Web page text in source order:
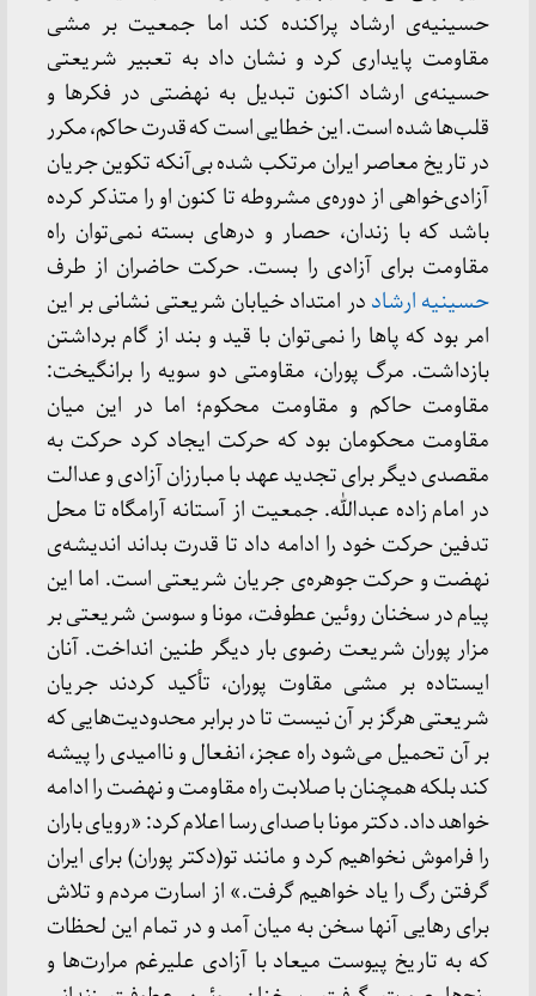
حسینیه‌ی ارشاد پراکنده کند اما جمعیت بر مشی
مقاومت پایداری کرد و نشان داد به تعبیر شریعتی
حسینه‌ی ارشاد اکنون تبدیل به نهضتی در فکرها و
قلب‌ها شده است. این خطایی است که قدرت حاکم، مکرر
در تاریخ معاصر ایران مرتکب شده بی‌آنکه تکوین جریان
آزادی‌خواهی از دوره‌ی مشروطه تا کنون او را متذکر کرده
باشد که با زندان، حصار و درهای بسته نمی‌توان راه
مقاومت برای آزادی را بست. حرکت حاضران از طرف
حسینیه ارشاد در امتداد خیابان شریعتی نشانی بر این
امر بود که پاها را نمی‌توان با قید و بند از گام برداشتن
بازداشت. مرگ پوران، مقاومتی دو سویه را برانگیخت:
مقاومت حاکم و مقاومت محکوم؛ اما در این میان
مقاومت محکومان بود که حرکت ایجاد کرد حرکت به
مقصدی دیگر برای تجدید عهد با مبارزان آزادی و عدالت
در امام زاده عبدالله. جمعیت از آستانه آرامگاه تا محل
تدفین حرکت خود را ادامه داد تا قدرت بداند اندیشه‌ی
نهضت و حرکت جوهره‌ی جریان شریعتی است. اما این
پیام در سخنان روئین عطوفت، مونا و سوسن شریعتی بر
مزار پوران شریعت رضوی بار دیگر طنین انداخت. آنان
ایستاده بر مشی مقاوت پوران، تأکید کردند جریان
شریعتی هرگز بر آن نیست تا در برابر محدودیت‌هایی که
بر آن تحمیل می‌شود راه عجز، انفعال و ناامیدی را پیشه
کند بلکه همچنان با صلابت راه مقاومت و نهضت را ادامه
خواهد داد. دکتر مونا با صدای رسا اعلام کرد: «رویای باران
را فراموش نخواهیم کرد و مانند تو(دکتر پوران) برای ایران
گرفتن رگ را یاد خواهیم گرفت.» از اسارت مردم و تلاش
برای رهایی آنها سخن به میان آمد و در تمام این لحظات
که به تاریخ پیوست میعاد با آزادی علیرغم مرارت‌ها و